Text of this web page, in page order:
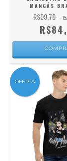
MANGÁS
R$99,70 15
OFERTA